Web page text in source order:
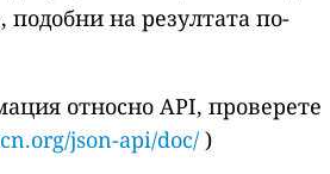
подобни на резултата по-
относно API, проверете
json-api/doc/ )